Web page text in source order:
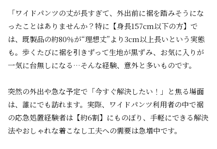
「ワイドパンツの丈が長すぎて、外出前に裾を踏みそうにな
ったことはありませんか？特に【身長157cm以下の方】で
は、既製品の約80％が“理想丈”より3cm以上長いという実態
も。歩くたびに裾を引きずって生地が黒ずみ、お気に入りが
一気に台無しになる…そんな経験、意外と多いものです。
突然の外出や急な予定で「今すぐ解決したい！」と焦る場面
は、誰にでも訪れます。実際、ワイドパンツ利用者の中で裾
の応急処置経験者は【約6割】にものぼり、手軽にできる解決
法やおしゃれな着こなし工夫への需要は急増中です。